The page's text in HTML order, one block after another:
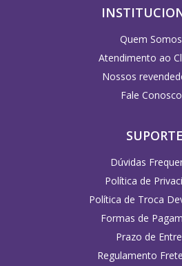
Quem Somos
Atendimento ao
Nossos
Fale Conosco
SUPORTE
Dúvidas
Política de
Política de Troca
Formas de
Prazo de
Regulamento